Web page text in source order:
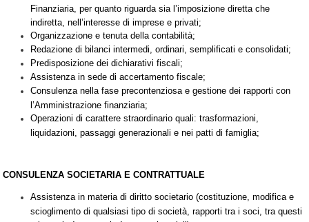
Finanziaria, per quanto riguarda sia l’imposizione diretta che
indiretta, nell’interesse di imprese e privati;
Organizzazione e tenuta della contabilità;
Redazione di bilanci intermedi, ordinari, semplificati e consolidati;
Predisposizione dei dichiarativi fiscali;
Assistenza in sede di accertamento fiscale;
Consulenza nella fase precontenziosa e gestione dei rapporti con
l’Amministrazione finanziaria;
Operazioni di carattere straordinario quali: trasformazioni,
liquidazioni, passaggi generazionali e nei patti di famiglia;
CONSULENZA SOCIETARIA E CONTRATTUALE
Assistenza in materia di diritto societario (costituzione, modifica e
scioglimento di qualsiasi tipo di società, rapporti tra i soci, tra questi